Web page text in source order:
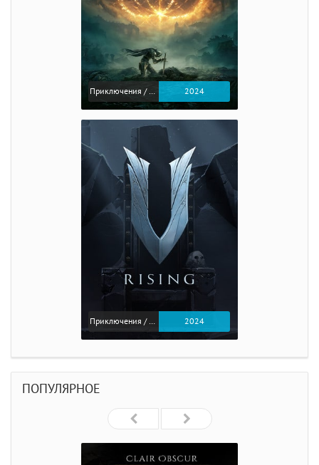
Приключения / Экшен / Ролевые 2024
Приключения / Экшен 2024
ПОПУЛЯРНОЕ